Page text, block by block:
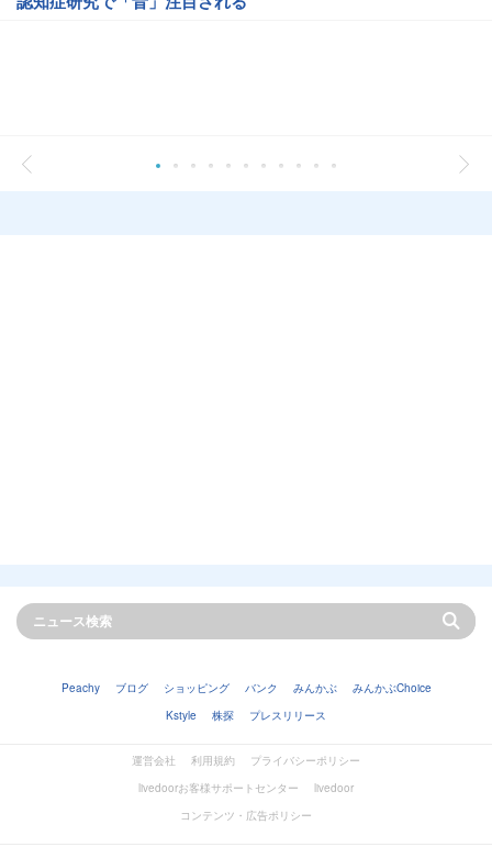
Peachy ブログ ショッピング バンク みんかぶ
みんかぶChoice
Kstyle
株探 プレスリリース
運営会社 利用規約
プライバシーポリシー
livedoorお客様サポートセンター
livedoor
コンテンツ・広告ポリシー